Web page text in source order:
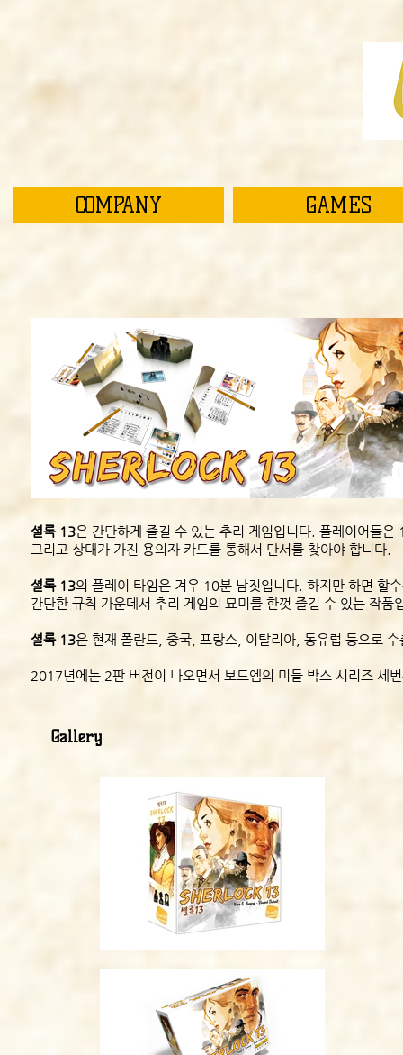
COMPANY GAMES
셜록 13은 간단하게 즐길 수 있는 추리 게임입니다. 플레이어들
그리고 상대가 가진 용의자 카드를 통해서 단서를 찾아야 합니다.
셜록 13의 플레이 타임은 겨우 10분 남짓입니다. 하지만 하면 할
간단한 규칙 가운데서 추리 게임의 묘미를 한껏 즐길 수 있는 작품
셜록 13은 현재 폴란드, 중국, 프랑스, 이탈리아, 동유럽 등으로
2017년에는 2판 버전이 나오면서 보드엠의 미들 박스 시리즈 세
Gallery